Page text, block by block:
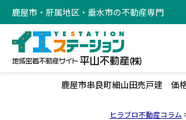
鹿屋市・肝属地区・垂水市の不動産専門
鹿屋市串良町細山田売戸建 価
ヒラブロ不動産コラム